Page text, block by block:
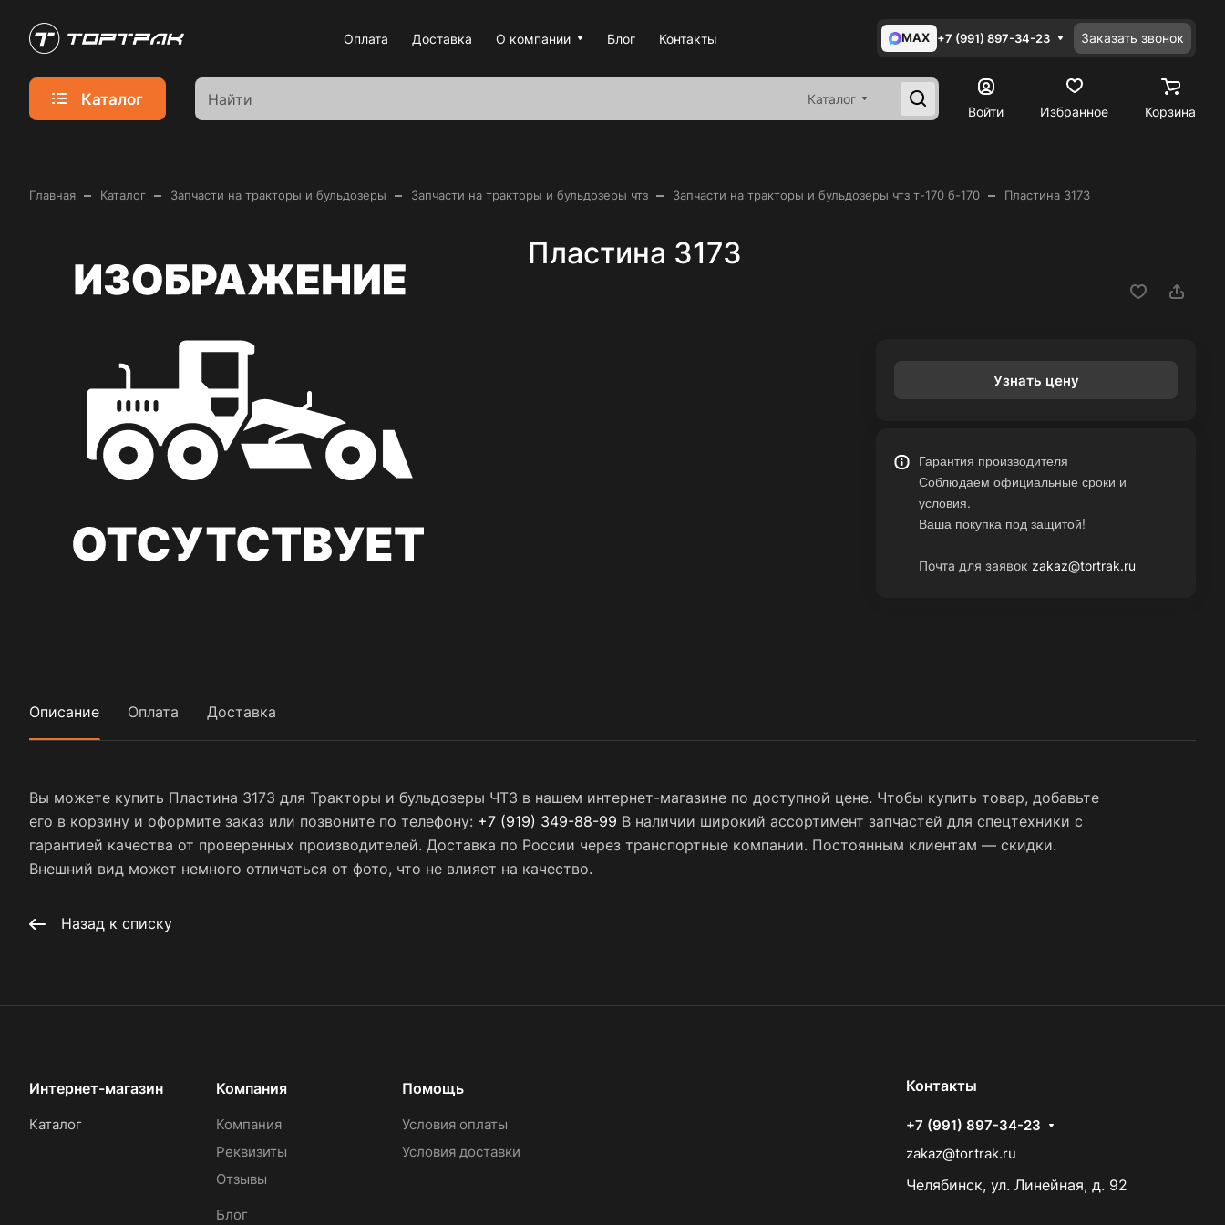
Оплата Доставка О компании Блог Контакты MAX +7 (991) 897-34-23 Заказать звонок
Каталог
Каталог
Войти
Избранное Корзина
Главная – Каталог – Запчасти на тракторы и бульдозеры – Запчасти на тракторы и бульдозеры чтз – Запчасти на тракторы и бульдозеры чтз т-170 б-170 – Пластина 3173
Пластина 3173
Узнать цену
Гарантия производителя
Соблюдаем официальные сроки и
условия.
Ваша покупка под защитой!
Почта для заявок zakaz@tortrak.ru
Описание Оплата Доставка
Вы можете купить Пластина 3173 для Тракторы и бульдозеры ЧТЗ в нашем интернет-магазине по доступной цене. Чтобы купить товар, добавьте
его в корзину и оформите заказ или позвоните по телефону: +7 (919) 349-88-99 В наличии широкий ассортимент запчастей для спецтехники с
гарантией качества от проверенных производителей. Доставка по России через транспортные компании. Постоянным клиентам — скидки.
Внешний вид может немного отличаться от фото, что не влияет на качество.
Назад к списку
Интернет-магазин
Каталог
Компания
Компания
Реквизиты
Отзывы
Блог
Помощь
Условия оплаты
Условия доставки
Контакты
+7 (991) 897-34-23
zakaz@tortrak.ru
Челябинск, ул. Линейная, д. 92